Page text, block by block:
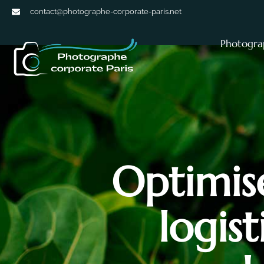
contact@photographe-corporate-paris.net